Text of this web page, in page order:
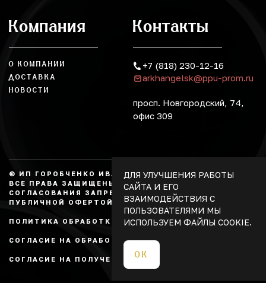
Компания
О КОМПАНИИ
ДОСТАВКА
НОВОСТИ
Контакты
+7 (818) 230-12-16
arkhangelsk@ppu-prom.ru
просп. Новгородский, 74,
офис 309
© ИП ГОРОБЧЕНКО ИВАН АЛЕКСАНДРОВИЧ, 2026.
ВСЕ ПРАВА ЗАЩИЩЕНЫ, КОПИРОВАНИЕ БЕЗ
СОГЛАСОВАНИЯ ЗАПРЕЩЕНО. НЕ ЯВЛЯЕТСЯ
ПУБЛИЧНОЙ ОФЕРТОЙ.
ПОЛИТИКА ОБРАБОТКИ ПЕРСОНАЛЬНЫХ ДАННЫХ
СОГЛАСИЕ НА ОБРАБОТКУ ПЕРСОНАЛЬНЫХ ДАННЫХ
СОГЛАСИЕ НА ПОЛУЧЕНИЕ РЕКЛАМЫ
ДЛЯ УЛУЧШЕНИЯ РАБОТЫ
САЙТА И ЕГО
ВЗАИМОДЕЙСТВИЯ С
ПОЛЬЗОВАТЕЛЯМИ МЫ
ИСПОЛЬЗУЕМ ФАЙЛЫ COOKIE.
ОК